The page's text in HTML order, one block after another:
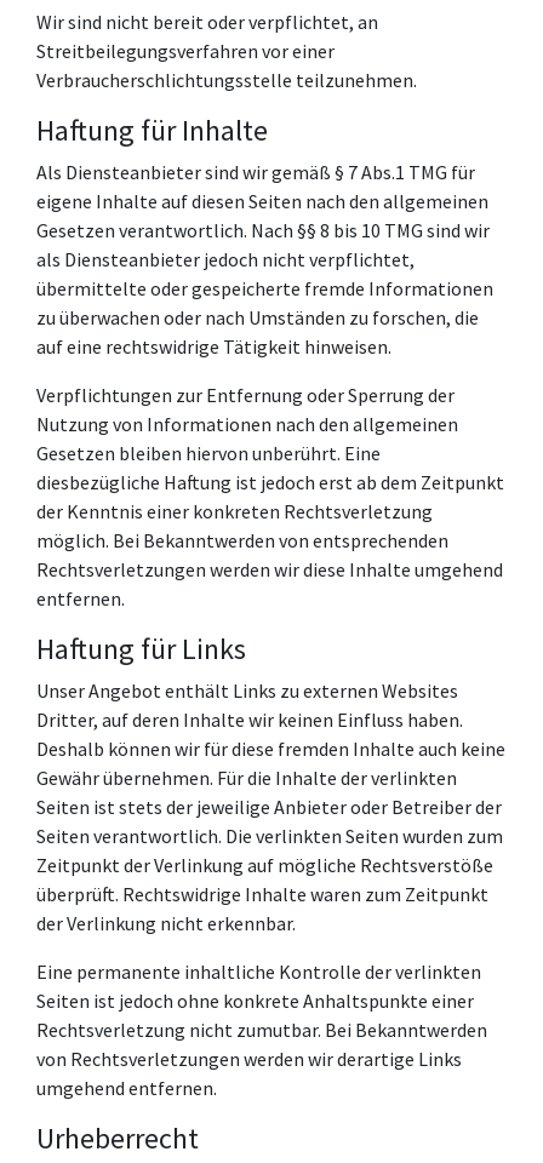
Wir sind nicht bereit oder verpflichtet, an
Streitbeilegungsverfahren vor einer
Verbraucherschlichtungsstelle teilzunehmen.
Haftung für Inhalte
Als Diensteanbieter sind wir gemäß § 7 Abs.1 TMG für
eigene Inhalte auf diesen Seiten nach den allgemeinen
Gesetzen verantwortlich. Nach §§ 8 bis 10 TMG sind wir
als Diensteanbieter jedoch nicht verpflichtet,
übermittelte oder gespeicherte fremde Informationen
zu überwachen oder nach Umständen zu forschen, die
auf eine rechtswidrige Tätigkeit hinweisen.
Verpflichtungen zur Entfernung oder Sperrung der
Nutzung von Informationen nach den allgemeinen
Gesetzen bleiben hiervon unberührt. Eine
diesbezügliche Haftung ist jedoch erst ab dem Zeitpunkt
der Kenntnis einer konkreten Rechtsverletzung
möglich. Bei Bekanntwerden von entsprechenden
Rechtsverletzungen werden wir diese Inhalte umgehend
entfernen.
Haftung für Links
Unser Angebot enthält Links zu externen Websites
Dritter, auf deren Inhalte wir keinen Einfluss haben.
Deshalb können wir für diese fremden Inhalte auch keine
Gewähr übernehmen. Für die Inhalte der verlinkten
Seiten ist stets der jeweilige Anbieter oder Betreiber der
Seiten verantwortlich. Die verlinkten Seiten wurden zum
Zeitpunkt der Verlinkung auf mögliche Rechtsverstöße
überprüft. Rechtswidrige Inhalte waren zum Zeitpunkt
der Verlinkung nicht erkennbar.
Eine permanente inhaltliche Kontrolle der verlinkten
Seiten ist jedoch ohne konkrete Anhaltspunkte einer
Rechtsverletzung nicht zumutbar. Bei Bekanntwerden
von Rechtsverletzungen werden wir derartige Links
umgehend entfernen.
Urheberrecht